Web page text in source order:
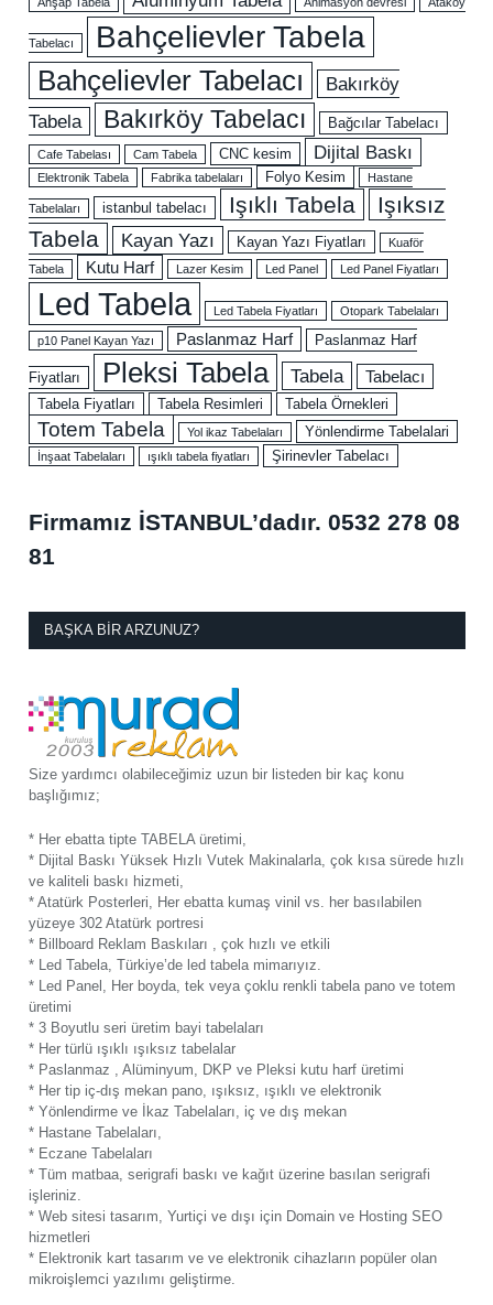
Tabelacı Bahçelievler Tabela
Bahçelievler Tabelacı
Bakırköy
Tabela
Bakırköy Tabelacı Bağcılar Tabelacı
Cafe Tabelası Cam Tabela CNC kesim Dijital Baskı
Elektronik Tabela Fabrika tabelaları Folyo Kesim Hastane
Tabelaları istanbul tabelacı Işıklı Tabela
Işıksız
Tabela
Kayan Yazı Kayan Yazı Fiyatları
Kuaför
Tabela
Kutu Harf Lazer Kesim Led Panel Led Panel Fiyatları
Led Tabela Led Tabela Fiyatları Otopark Tabelaları
p10 Panel Kayan Yazı Paslanmaz Harf Paslanmaz Harf
Fiyatları Pleksi Tabela Tabela Tabelacı
Tabela Fiyatları Tabela Resimleri Tabela Örnekleri
Totem Tabela Yol ikaz Tabelaları Yönlendirme Tabelalari
İnşaat Tabelaları ışıklı tabela fiyatları Şirinevler Tabelacı
Firmamız İSTANBUL’dadır. 0532 278 08
81
BAŞKA BIR ARZUNUZ?
Size yardımcı olabileceğimiz uzun bir listeden bir kaç konu
başlığımız;
* Her ebatta tipte TABELA üretimi,
* Dijital Baskı Yüksek Hızlı Vutek Makinalarla, çok kısa sürede hızlı
ve kaliteli baskı hizmeti,
* Atatürk Posterleri, Her ebatta kumaş vinil vs. her basılabilen
yüzeye 302 Atatürk portresi
* Billboard Reklam Baskıları , çok hızlı ve etkili
* Led Tabela, Türkiye’de led tabela mimarıyız.
* Led Panel, Her boyda, tek veya çoklu renkli tabela pano ve totem
üretimi
* 3 Boyutlu seri üretim bayi tabelaları
* Her türlü ışıklı ışıksız tabelalar
* Paslanmaz , Alüminyum, DKP ve Pleksi kutu harf üretimi
* Her tip iç-dış mekan pano, ışıksız, ışıklı ve elektronik
* Yönlendirme ve İkaz Tabelaları, iç ve dış mekan
* Hastane Tabelaları,
* Eczane Tabelaları
* Tüm matbaa, serigrafi baskı ve kağıt üzerine basılan serigrafi
işleriniz.
* Web sitesi tasarım, Yurtiçi ve dışı için Domain ve Hosting SEO
hizmetleri
* Elektronik kart tasarım ve ve elektronik cihazların popüler olan
mikroişlemci yazılımı geliştirme.